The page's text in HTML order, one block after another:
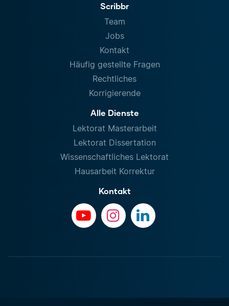
Scribbr
Team
Jobs
Kontakt
Häufig gestellte Fragen
Rechtliches
Korrigierende
Alle Dienste
Lektorat Masterarbeit
Lektorat Dissertation
Wissenschaftliches Lektorat
Hausarbeit Korrektur
Kontakt